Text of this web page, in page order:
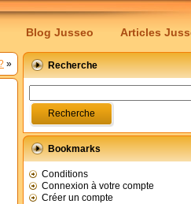
Blog Jusseo Articles
» Recherche
Bookmarks
Conditions
Connexion à votre compte
Créer un compte